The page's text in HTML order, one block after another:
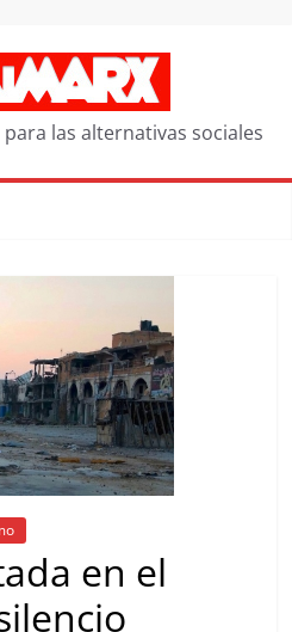
las alternativas sociales
en el